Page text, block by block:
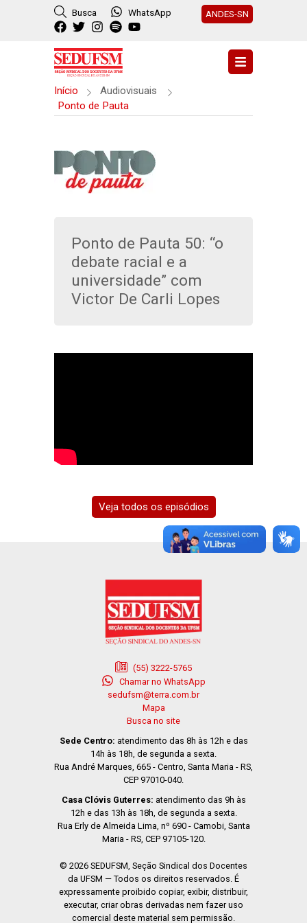
Busca WhatsApp ANDES-SN
Início
Audiovisuais
Ponto de Pauta
Ponto de Pauta 50: “o
debate racial e a
universidade” com
Victor De Carli Lopes
Veja todos os episódios
(55) 3222-5765
Chamar no WhatsApp
sedufsm@terra.com.br
Mapa
Busca no site
Sede Centro: atendimento das 8h às 12h e das
14h às 18h, de segunda a sexta.
Rua André Marques, 665 - Centro, Santa Maria - RS,
CEP 97010-040.
Casa Clóvis Guterres: atendimento das 9h às
12h e das 13h às 18h, de segunda a sexta.
Rua Erly de Almeida Lima, nº 690 - Camobi, Santa
Maria - RS, CEP 97105-120.
© 2026 SEDUFSM, Seção Sindical dos Docentes
da UFSM — Todos os direitos reservados. É
expressamente proibido copiar, exibir, distribuir,
executar, criar obras derivadas nem fazer uso
comercial deste material sem permissão.